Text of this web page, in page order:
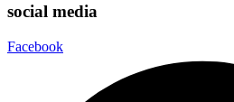
social media
Facebook